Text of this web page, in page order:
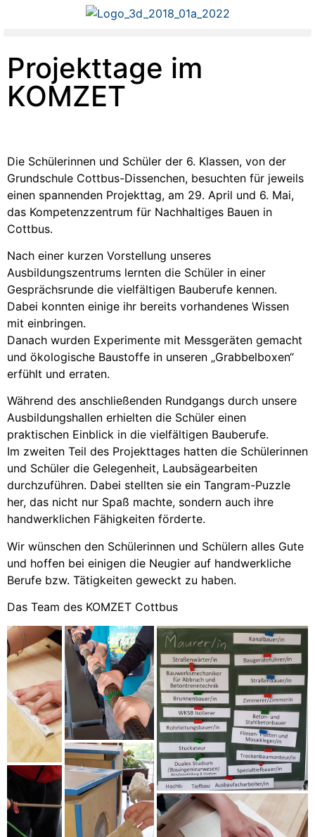
Projekttage im
KOMZET
Die Schülerinnen und Schüler der 6. Klassen, von der
Grundschule Cottbus-Dissenchen, besuchten für jeweils
einen spannenden Projekttag, am 29. April und 6. Mai,
das Kompetenzzentrum für Nachhaltiges Bauen in
Cottbus.
Nach einer kurzen Vorstellung unseres
Ausbildungszentrums lernten die Schüler in einer
Gesprächsrunde die vielfältigen Bauberufe kennen.
Dabei konnten einige ihr bereits vorhandenes Wissen
mit einbringen.
Danach wurden Experimente mit Messgeräten gemacht
und ökologische Baustoffe in unseren „Grabbelboxen“
erfühlt und erraten.
Während des anschließenden Rundgangs durch unsere
Ausbildungshallen erhielten die Schüler einen
praktischen Einblick in die vielfältigen Bauberufe.
Im zweiten Teil des Projekttages hatten die Schülerinnen
und Schüler die Gelegenheit, Laubsägearbeiten
durchzuführen. Dabei stellten sie ein Tangram-Puzzle
her, das nicht nur Spaß machte, sondern auch ihre
handwerklichen Fähigkeiten förderte.
Wir wünschen den Schülerinnen und Schülern alles Gute
und hoffen bei einigen die Neugier auf handwerkliche
Berufe bzw. Tätigkeiten geweckt zu haben.
Das Team des KOMZET Cottbus